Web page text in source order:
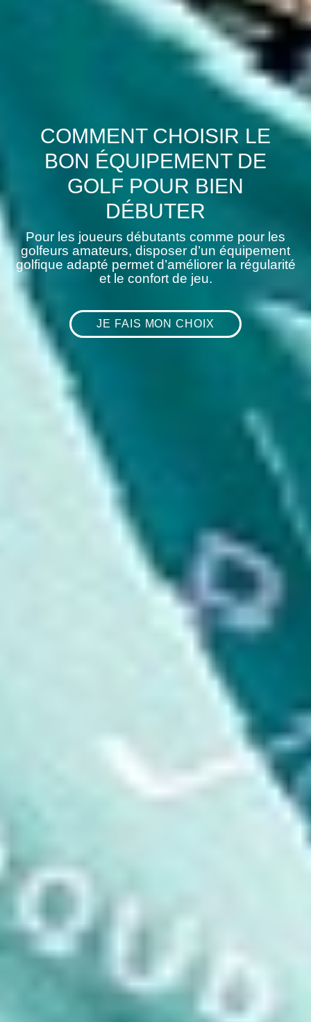
COMMENT CHOISIR LE
BON ÉQUIPEMENT DE
GOLF POUR BIEN
DÉBUTER
Pour les joueurs débutants comme pour les
golfeurs amateurs, disposer d’un équipement
golfique adapté permet d’améliorer la régularité
et le confort de jeu.
JE FAIS MON CHOIX